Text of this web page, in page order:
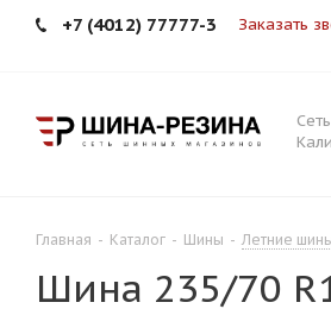
+7 (4012) 77777-3 Заказать
Главная - Каталог - Шины - Летние
Шина 235/70